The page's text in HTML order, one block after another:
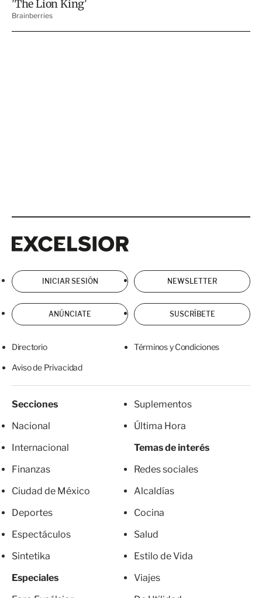
INICIAR SESIÓN NEWSLETTER
ANÚNCIATE SUSCRÍBETE
Directorio Términos y Condiciones
Aviso de Privacidad
Secciones
Nacional
Internacional
Finanzas
Ciudad de México
Deportes
Espectáculos
Sintetika
Especiales
Suplementos
Última Hora
Temas de interés
Redes sociales
Alcaldías
Cocina
Salud
Estilo de Vida
Viajes